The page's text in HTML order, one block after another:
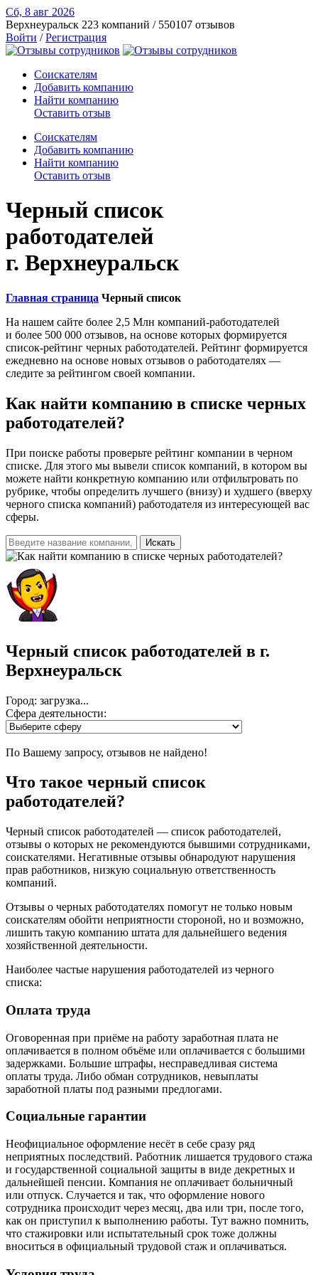
Сб, 8 авг 2026
Верхнеуральск 223 компаний / 550107 отзывов
Войти /Регистрация
Соискателям
Добавить компанию
Найти компанию
Оставить отзыв
Соискателям
Добавить компанию
Найти компанию
Оставить отзыв
Черный список
работодателей
г. Верхнеуральск
Главная страница Черный список
На нашем сайте более 2,5 Млн компаний-работодателей
и более 500 000 отзывов, на основе которых формируется
список-рейтинг черных работодателей. Рейтинг формируется
ежедневно на основе новых отзывов о работодателях —
следите за рейтингом своей компании.
Как найти компанию в списке черных
работодателей?
При поиске работы проверьте рейтинг компании в черном
списке. Для этого мы вывели список компаний, в котором вы
можете найти конкретную компанию или отфильтровать по
рубрике, чтобы определить лучшего (внизу) и худшего (вверху
черного списка компаний) работодателя из интересующей вас
сферы.
Искать
Черный список работодателей в г.
Верхнеуральск
Город: загрузка...
Сфера деятельности:
По Вашему запросу, отзывов не найдено!
Что такое черный список
работодателей?
Черный список работодателей — список работодателей,
отзывы о которых не рекомендуются бывшими сотрудниками,
соискателями. Негативные отзывы обнародуют нарушения
прав работников, низкую социальную ответственность
компаний.
Отзывы о черных работодателях помогут не только новым
соискателям обойти неприятности стороной, но и возможно,
лишить такую компанию штата для дальнейшего ведения
хозяйственной деятельности.
Наиболее частые нарушения работодателей из черного
списка:
Оплата труда
Оговоренная при приёме на работу заработная плата не
оплачивается в полном объёме или оплачивается с большими
задержками. Большие штрафы, несправедливая система
оплаты труда. Либо обман сотрудников, невыплаты
заработной платы под разными предлогами.
Социальные гарантии
Неофициальное оформление несёт в себе сразу ряд
неприятных последствий. Работник лишается трудового стажа
и государственной социальной защиты в виде декретных и
дальнейшей пенсии. Компания не оплачивает больничный
или отпуск. Случается и так, что оформление нового
сотрудника происходит через месяц, два или три, после того,
как он приступил к выполнению работы. Тут важно помнить,
что стажировки или испытательный срок тоже должны
вноситься в официальный трудовой стаж и оплачиваться.